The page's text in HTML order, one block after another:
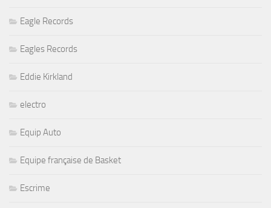
Eagle Records
Eagles Records
Eddie Kirkland
electro
Equip Auto
Equipe française de Basket
Escrime